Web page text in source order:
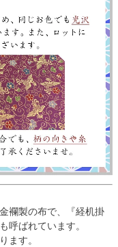
襴製の布で、『経机掛
呼ばれています。
ます。